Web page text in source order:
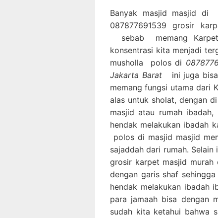
Banyak masjid masjid di
087877691539 grosir
sebab memang
konsentrasi kita menjadi
musholla polos di
Jakarta Barat
ini juga
memang fungsi utama dari
alas untuk sholat, dengan
masjid atau rumah
hendak melakukan ibadah
polos di masjid masjid
sajaddah dari rumah.
grosir karpet masjid
dengan garis shaf
hendak melakukan ibadah
para jamaah bisa dengan
sudah kita ketahui bahwa